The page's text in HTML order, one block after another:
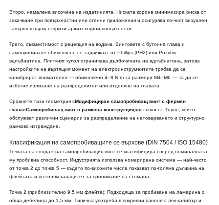
Второ, намалена височина на издатинията. Ниската корона минимизира риска от
закачване при повърхностни или стенни приложения и осигурява по-чист визуален
завършек върху открити архитектурни повърхности.
Трето, съвместимост с рецепция на водача. Винтовете с бутонна глава и
самопробиване обикновено се задвижват от Phillips (PH2) или Pozidriv
вдлъбнатина. Плиткият купол ограничава дълбочината на вдлъбнатина, затова
настройките на въртящия момент на електроинструментите трябва да се
калибрират внимателно — обикновено 4–8 N·m за размери M4–M6 — за да се
избегне излизане на разпределител или отделяне на главата.
Сравнете тази геометрия сМодифициран самопробиващ винт с фермен
главаиСамопробиващ винт с рамкова конструкциядостъпни от Tuyue, които
обслужват различни сценарии за разпределение на натоварването и структурно
рамково изграждане.
Класификация на самопробиващите се върхове (DIN 7504 / ISO 15480)
Точката на сондаж на самопробиващия винт се класифицира според номиналната
му пробивна способност. Индустрията използва номерирана система — най-често
от точка 2 до точка 5 — където по-високите числа показват по-голяма дължина на
флейтата и по-голям капацитет за проникване на стомана:
Точка 2 (приблизително 9,5 мм флейта): Подходяща за пробиване на ламарина с
обща дебелина до 1,5 мм. Типична употреба в покривни панели с лек калибър и